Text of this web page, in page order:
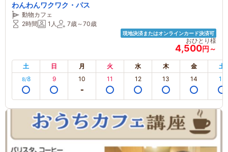
わんわんワクワク・パス
動物カフェ
2時間
1人 7歳～70歳
現地決済またはオンラインカード決済可
おひとり様
4,500円～
土 日 月 火 水 木 金 土
8/8 9 10 11 12 13 14 15